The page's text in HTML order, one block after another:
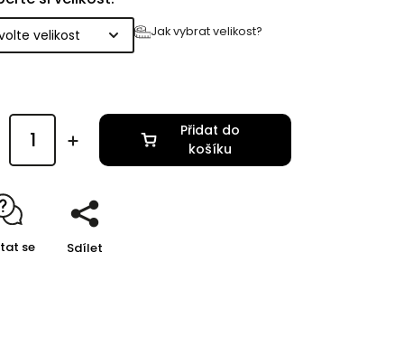
Jak vybrat velikost?
Přidat do
košíku
se Sdílet